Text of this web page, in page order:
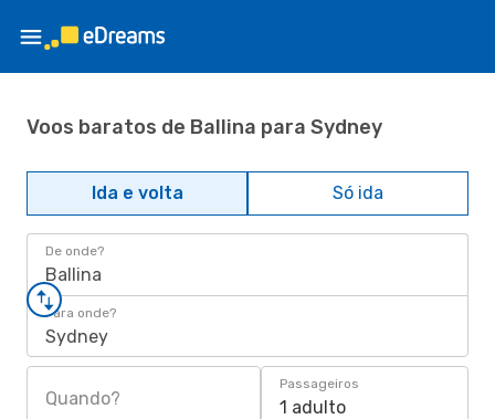
Voos baratos de Ballina para Sydney
Ida e volta Só ida
De onde?
Ballina
Para onde?
Sydney
Quando?
Passageiros
1 adulto